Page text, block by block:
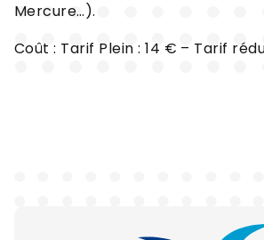
Mercure…).
Coût : Tarif Plein : 14 € – Tarif